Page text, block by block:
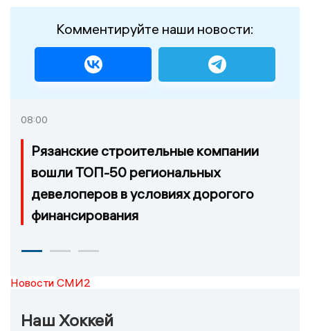
Комментируйте наши новости:
08:00
Рязанские строительные компании
вошли ТОП-50 региональных
девелоперов в условиях дорогого
финансирования
Новости СМИ2
Наш Хоккей